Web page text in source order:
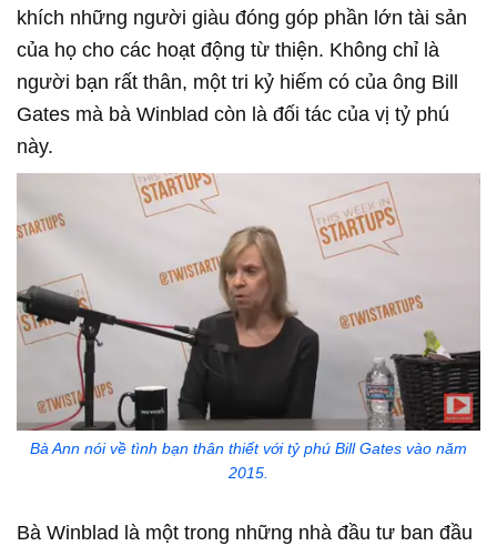
khích những người giàu đóng góp phần lớn tài sản
của họ cho các hoạt động từ thiện. Không chỉ là
người bạn rất thân, một tri kỷ hiếm có của ông Bill
Gates mà bà Winblad còn là đối tác của vị tỷ phú
này.
Bà Ann nói về tình bạn thân thiết với tỷ phú Bill Gates vào năm
2015.
Bà Winblad là một trong những nhà đầu tư ban đầu